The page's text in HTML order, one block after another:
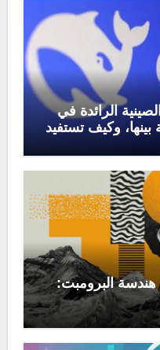
الرائدة في
بينها، وكيف تستفيد
هندسة البرومبت: